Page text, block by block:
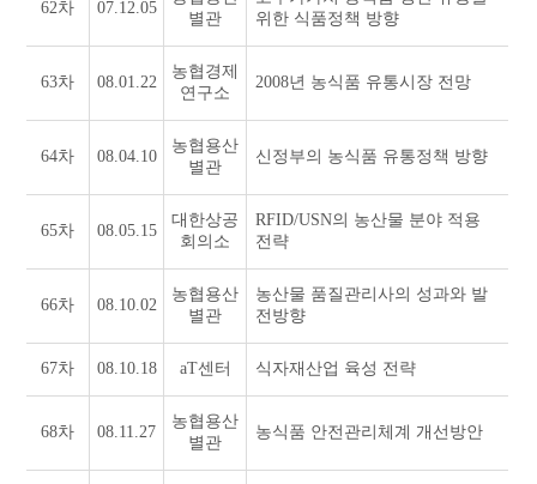
62차 07.12.05
별관
위한 식품정책 방향
63차 08.01.22
농협경제
연구소
2008년 농식품 유통시장 전망
64차 08.04.10
농협용산
별관
신정부의 농식품 유통정책 방향
65차 08.05.15
대한상공
회의소
RFID/USN의 농산물 분야 적용
전략
66차 08.10.02
농협용산
별관
농산물 품질관리사의 성과와 발
전방향
67차 08.10.18 aT센터 식자재산업 육성 전략
68차 08.11.27
농협용산
별관
농식품 안전관리체계 개선방안